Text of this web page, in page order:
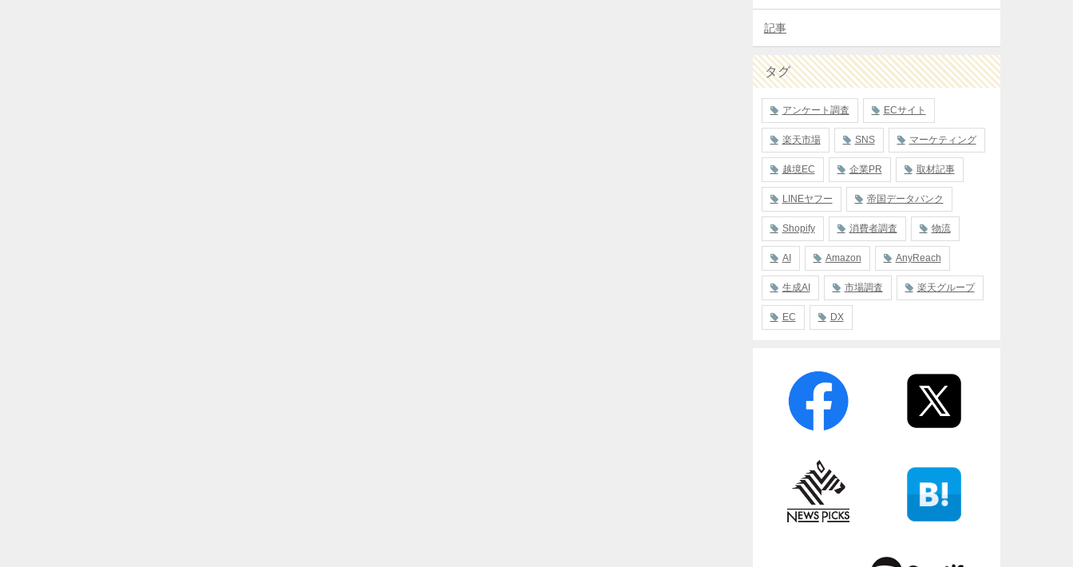
記事
タグ
アンケート調査 ECサイト
楽天市場 SNS マーケティング
越境EC 企業PR 取材記事
LINEヤフー 帝国データバンク
Shopify 消費者調査 物流
AI Amazon AnyReach
生成AI 市場調査 楽天グループ
EC DX